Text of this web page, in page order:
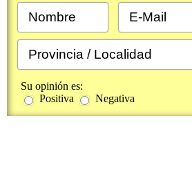
Su opinión es:
Positiva
Negativa